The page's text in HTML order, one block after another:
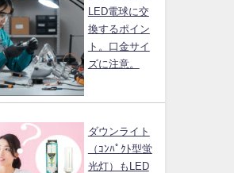
LED電球に交
換するポイン
ト。口金サイ
ズに注意。
ダウンライト
（ｺﾝﾊﾟｸﾄ型蛍
光灯）もLED